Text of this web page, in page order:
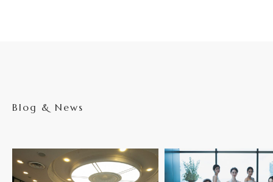
Blog & News